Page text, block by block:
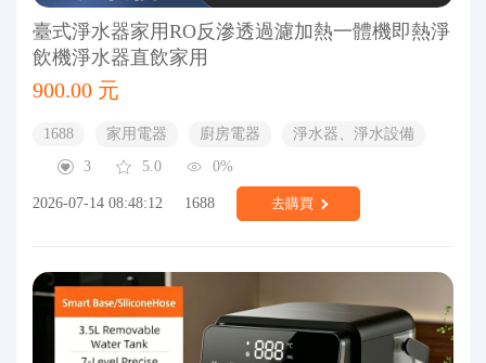
臺式淨水器家用RO反滲透過濾加熱一體機即熱淨
飲機淨水器直飲家用
900.00 元
1688 家用電器 廚房電器
淨水器、淨水設備
3
5.0 0%
2026-07-14 08:48:12 1688 去購買